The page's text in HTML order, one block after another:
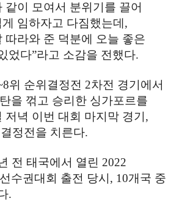
같이 모여서 분위기를 끌어
임하자고 다짐했는데 ,
따라와 준 덕분에 오늘 좋은
었다”라고 소감을 전했다.
위 순위결정전 2차전 경기에서
을 꺾고 승리한 싱가포르를
저녁 이번 대회 마지막 경기 ,
정전을 치른다.
전 태국에서 열린 2022
수권대회 출전 당시 , 10개국 중
.